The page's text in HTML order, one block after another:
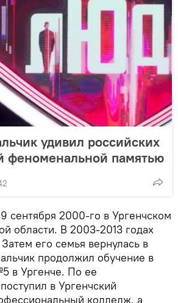
удивил российских
феноменальной памятью
сентября 2000-го в Ургенчском
области. В 2003-2013 годах
его семья вернулась в
продолжил обучение в
в Ургенче. По ее
в Ургенчский
колледж, а